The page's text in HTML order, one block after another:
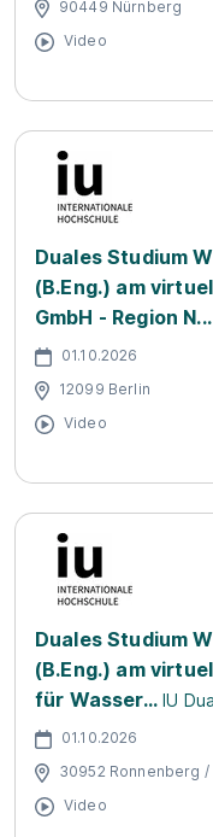
90449 Nürnberg
Video
Duales Studium
(B.Eng.) am
GmbH - Region N...
01.10.2026
12099 Berlin
Video
Duales Studium
(B.Eng.) am
für Wasser... IU
01.10.2026
30952 Ronnenberg
Video